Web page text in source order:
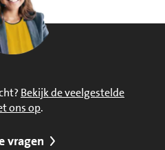
Bekijk de veelgestelde
ons op.
vragen